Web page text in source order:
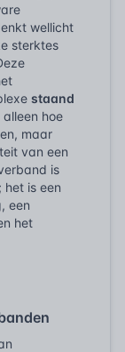
wellicht
sterktes
staand
hoe
maar
van een
is
is een
een
het